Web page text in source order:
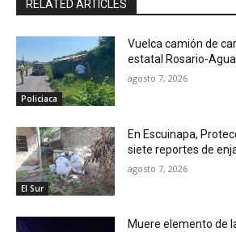
RELATED ARTICLES
Policiaca
Vuelca camión de
estatal Rosario-
agosto 7, 2026
El Sur
En Escuinapa,
siete reportes de
agosto 7, 2026
Muere elemento de